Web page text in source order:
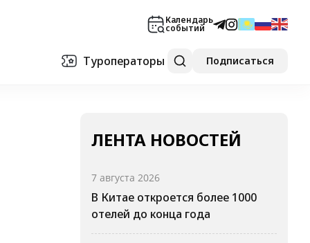
Календарь
событий
Туроператоры Подписаться
ЛЕНТА НОВОСТЕЙ
7 августа 2026
В Китае откроется более 1000
отелей до конца года